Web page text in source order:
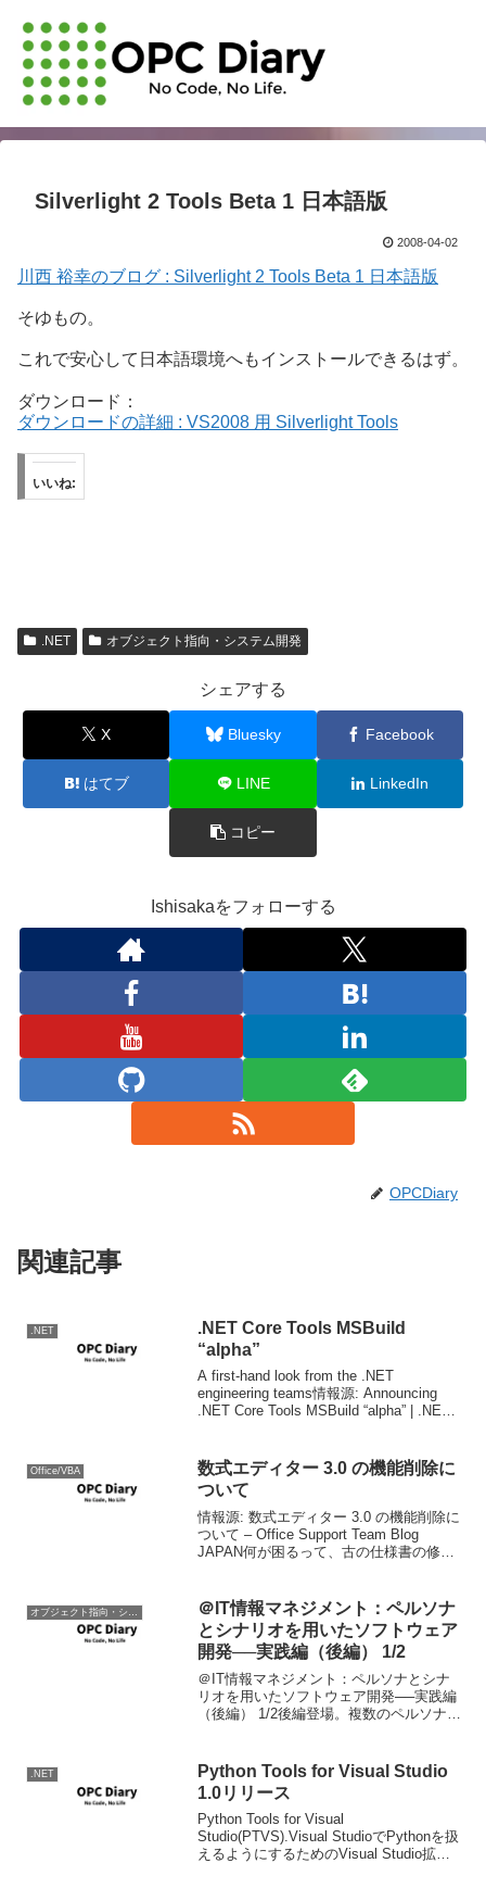
Silverlight 2 Tools Beta 1 日本語版
2008-04-02
川西 裕幸のブログ : Silverlight 2 Tools Beta 1 日本語版
そゆもの。
これで安心して日本語環境へもインストールできるはず。
ダウンロード：
ダウンロードの詳細 : VS2008 用 Silverlight Tools
いいね:
.NET オブジェクト指向・システム開発
シェアする
X Bluesky Facebook
はてブ LINE LinkedIn
コピー
Ishisakaをフォローする
OPCDiary
関連記事
.NET
.NET Core Tools MSBuild
“alpha”
A first-hand look from the .NET
engineering teams情報源: Announcing
.NET Core Tools MSBuild “alpha” | .NET
Office/VBA
数式エディター 3.0 の機能削除に
ついて
情報源: 数式エディター 3.0 の機能削除に
ついて – Office Support Team Blog
JAPAN何が困るって、古の仕様書の修正
だ、数式エディタ自体...
＠IT情報マネジメント：ペルソナ
とシナリオを用いたソフトウェア
開発──実践編（後編） 1/2
＠IT情報マネジメント：ペルソナとシナ
リオを用いたソフトウェア開発──実践編
（後編） 1/2後編登場。複数のペルソナが
の分離が必要だと思ったり。実世界と同
じく、システ...
.NET
Python Tools for Visual Studio
1.0リリース
Python Tools for Visual
Studio(PTVS).Visual StudioでPythonを扱
えるようにするためのVisual Studio拡張